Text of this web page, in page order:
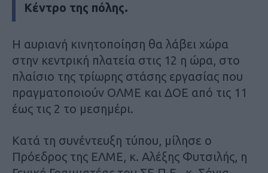
Κέντρο της πόλης.
Η αυριανή κινητοποίηση θα λάβει χώρα
στην κεντρική πλατεία στις 12 η ώρα, στο
πλαίσιο της τρίωρης στάσης εργασίας που
πραγματοποιούν ΟΛΜΕ και ΔΟΕ από τις 11
έως τις 2 το μεσημέρι.
Κατά τη συνέντευξη τύπου, μίλησε ο
Πρόεδρος της ΕΛΜΕ, κ. Αλέξης Φυτσιλής, η